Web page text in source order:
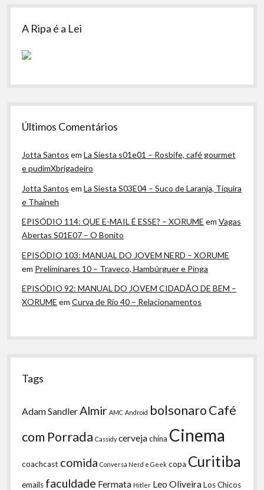
A Ripa é a Lei
Últimos Comentários
Jotta Santos emLa Siesta s01e01 – Rosbife, café gourmet
e pudimXbrigadeiro
Jotta Santos emLa Siesta S03E04 – Suco de Laranja, Tiquira
e Thaineh
EPISÓDIO 114: QUE E-MAIL É ESSE? – XORUME emVagas
Abertas S01E07 – O Bonito
EPISÓDIO 103: MANUAL DO JOVEM NERD – XORUME
em Preliminares 10 – Traveco, Hambúrguer e Pinga
EPISÓDIO 92: MANUAL DO JOVEM CIDADÃO DE BEM –
XORUME emCurva de Rio 40 – Relacionamentos
Tags
Adam Sandler Almir AMC Android bolsonaroCafé
com Porrada Cassidy cervejachina Cinema
coachcast comida Conversa Nerd e Geek copa Curitiba
emails faculdade Fermata Hitler Leo OliveiraLos Chicos